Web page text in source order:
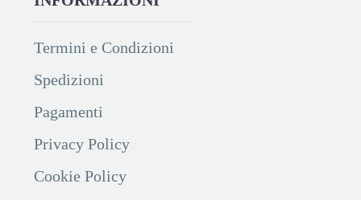
Termini e Condizioni
Spedizioni
Pagamenti
Privacy Policy
Cookie Policy